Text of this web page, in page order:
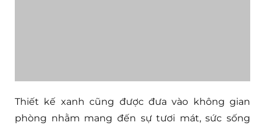
Thiết kế xanh cũng được đưa vào không gian
phòng nhằm mang đến sự tươi mát, sức sống